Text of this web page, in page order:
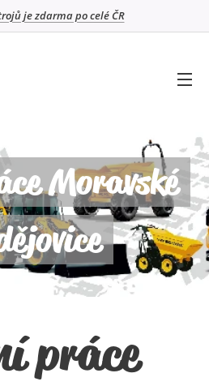
je zdarma po celé ČR
Moravské
práce